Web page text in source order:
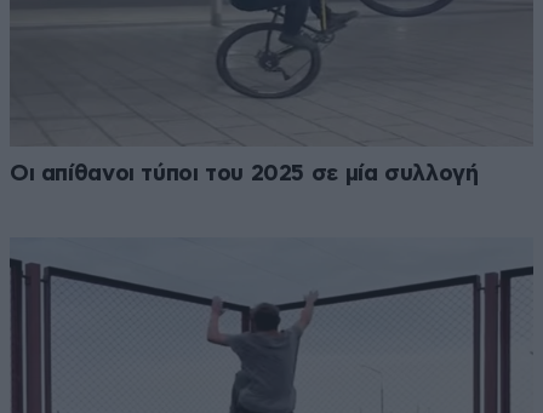
Οι απίθανοι τύποι του 2025 σε μία συλλογή